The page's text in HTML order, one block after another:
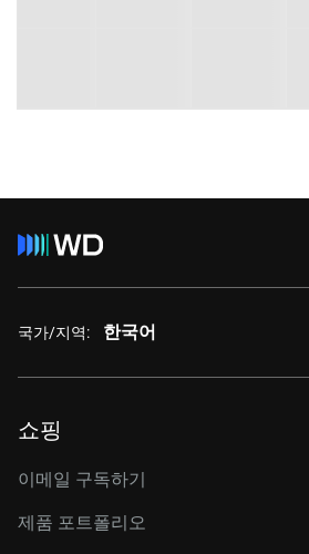
국가/지역: 한국어
쇼핑
이메일 구독하기
제품 포트폴리오